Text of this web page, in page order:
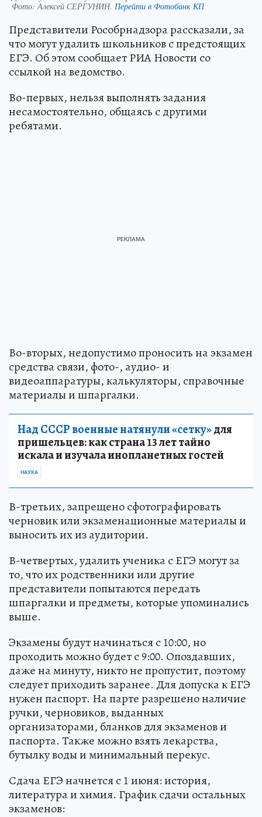
Фото: Алексей СЕРГУНИН. Перейти в Фотобанк КП
Представители Рособрнадзора рассказали, за
что могут удалить школьников с предстоящих
ЕГЭ. Об этом сообщает РИА Новости со
ссылкой на ведомство.
Во-первых, нельзя выполнять задания
несамостоятельно, общаясь с другими
ребятами.
Во-вторых, недопустимо проносить на экзамен
средства связи, фото-, аудио- и
видеоаппаратуры, калькуляторы, справочные
материалы и шпаргалки.
Над СССР военные натянули «сетку»для
пришельцев: как страна 13 лет тайно
искала и изучала инопланетных гостей
НАУКА
В-третьих, запрещено сфотографировать
черновик или экзаменационные материалы и
выносить их из аудитории.
В-четвертых, удалить ученика с ЕГЭ могут за
то, что их родственники или другие
представители попытаются передать
шпаргалки и предметы, которые упоминались
выше.
Экзамены будут начинаться с 10:00, но
проходить можно будет с 9:00. Опоздавших,
даже на минуту, никто не пропустит, поэтому
следует приходить заранее. Для допуска к ЕГЭ
нужен паспорт. На парте разрешено наличие
ручки, черновиков, выданных
организаторами, бланков для экзаменов и
паспорта. Также можно взять лекарства,
бутылку воды и минимальный перекус.
Сдача ЕГЭ начнется с 1 июня: история,
литература и химия. График сдачи остальных
экзаменов: